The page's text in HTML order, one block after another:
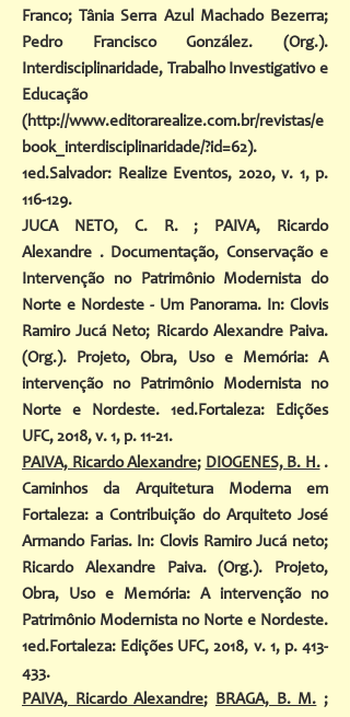
Franco; Tânia Serra Azul Machado Bezerra;
Pedro Francisco González. (Org.).
Interdisciplinaridade, Trabalho Investigativo e
Educação
(http://www.editorarealize.com.br/revistas/e
book_interdisciplinaridade/?id=62).
1ed.Salvador: Realize Eventos, 2020, v. 1, p.
116-129.
JUCA NETO, C. R. ; PAIVA, Ricardo
Alexandre . Documentação, Conservação e
Intervenção no Patrimônio Modernista do
Norte e Nordeste - Um Panorama. In: Clovis
Ramiro Jucá Neto; Ricardo Alexandre Paiva.
(Org.). Projeto, Obra, Uso e Memória: A
intervenção no Patrimônio Modernista no
Norte e Nordeste. 1ed.Fortaleza: Edições
UFC, 2018, v. 1, p. 11-21.
PAIVA, Ricardo Alexandre; DIOGENES, B. H..
Caminhos da Arquitetura Moderna em
Fortaleza: a Contribuição do Arquiteto José
Armando Farias. In: Clovis Ramiro Jucá neto;
Ricardo Alexandre Paiva. (Org.). Projeto,
Obra, Uso e Memória: A intervenção no
Patrimônio Modernista no Norte e Nordeste.
1ed.Fortaleza: Edições UFC, 2018, v. 1, p. 413-
433.
PAIVA, Ricardo Alexandre; BRAGA, B. M. ;